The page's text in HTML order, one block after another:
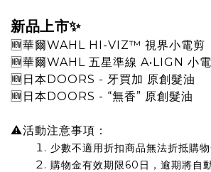
新品上市✨
🆕華爾WAHL HI-VIZ™ 視界小電剪
🆕華爾WAHL 五星準線 A•LIGN 小
🆕 日本DOORS - 牙買加 原創髮油
🆕 日本DOORS - “無香” 原創髮油
⚠活動注意事項：
少數不適用折扣商品無法折抵購物
購物金有效期限60日，逾期將自動